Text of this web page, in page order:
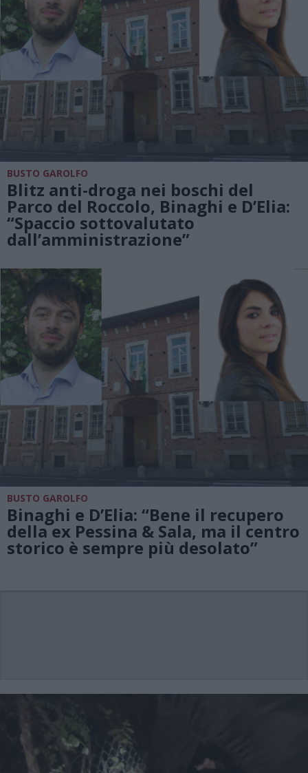
BUSTO GAROLFO
Blitz anti-droga nei boschi del
Parco del Roccolo, Binaghi e D’Elia:
“Spaccio sottovalutato
dall’amministrazione”
BUSTO GAROLFO
Binaghi e D’Elia: “Bene il recupero
della ex Pessina & Sala, ma il centro
storico è sempre più desolato”